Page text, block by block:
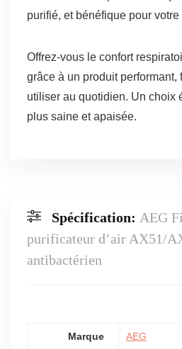
purifié, et bénéfique pour votre
Offrez-vous le confort
grâce à un produit performant,
utiliser au quotidien. Un choix
plus saine et apaisée.
Spécification: AEG
purificateur d’air AX51/
antibactérien
Marque AEG